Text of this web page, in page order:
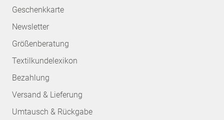
Geschenkkarte
Newsletter
Größenberatung
Textilkundelexikon
Bezahlung
Versand & Lieferung
Umtausch & Rückgabe